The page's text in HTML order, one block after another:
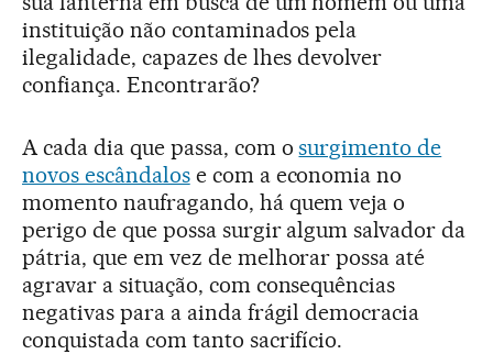
instituição não contaminados pela
ilegalidade, capazes de lhes devolver
confiança. Encontrarão?
A cada dia que passa, com osurgimento de
novos escândalose com a economia no
momento naufragando, há quem veja o
perigo de que possa surgir algum salvador da
pátria, que em vez de melhorar possa até
agravar a situação, com consequências
negativas para a ainda frágil democracia
conquistada com tanto sacrifício.